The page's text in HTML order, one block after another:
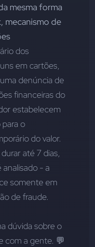
mesma forma
mecanismo de
dos
em cartões,
denúncia de
financeiras do
estabelecem
o
do valor.
até 7 dias,
- a
somente em
de fraude.
dúvida sobre o
com a gente. 💬